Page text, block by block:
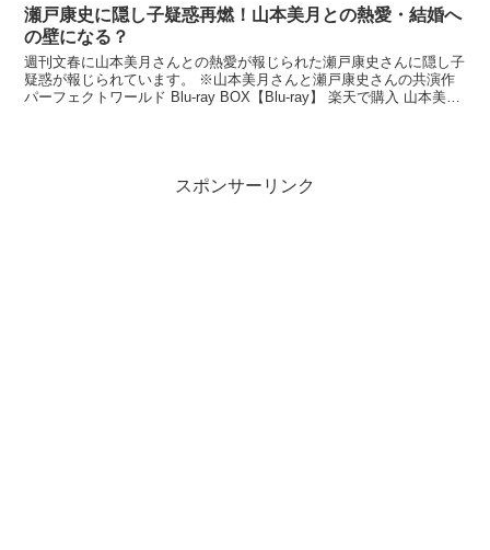
瀬戸康史に隠し子疑惑再燃！山本美月との熱愛・結婚へ
の壁になる？
週刊文春に山本美月さんとの熱愛が報じられた瀬戸康史さんに隠し子
疑惑が報じられています。 ※山本美月さんと瀬戸康史さんの共演作
パーフェクトワールド Blu-ray BOX【Blu-ray】 楽天で購入 山本美月
スポンサーリンク